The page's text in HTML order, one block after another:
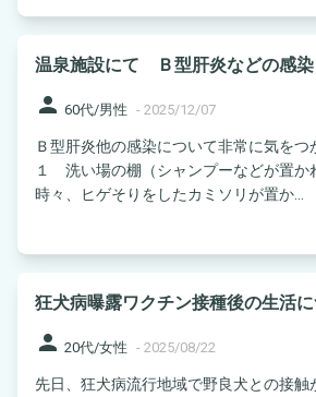
温泉施設にて Ｂ型肝炎などの感染
person 60代/男性 - 2025/12/07
Ｂ型肝炎他の感染について非常に気をつ
１ 洗い場の棚（シャンプーなどが置か
時々、ヒゲそりをしたカミソリが置か...
狂犬病曝露ワクチン接種後の生活
person 20代/女性 - 2025/08/22
先日、狂犬病流行地域で野良犬との接触